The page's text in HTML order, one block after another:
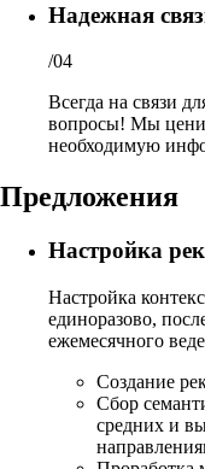
Надежная
/04
Всегда на связи
вопросы! Мы
необходимую
Предложения
Настройка
Настройка
единоразово,
ежемесячного
Создание
Сбор
средних и